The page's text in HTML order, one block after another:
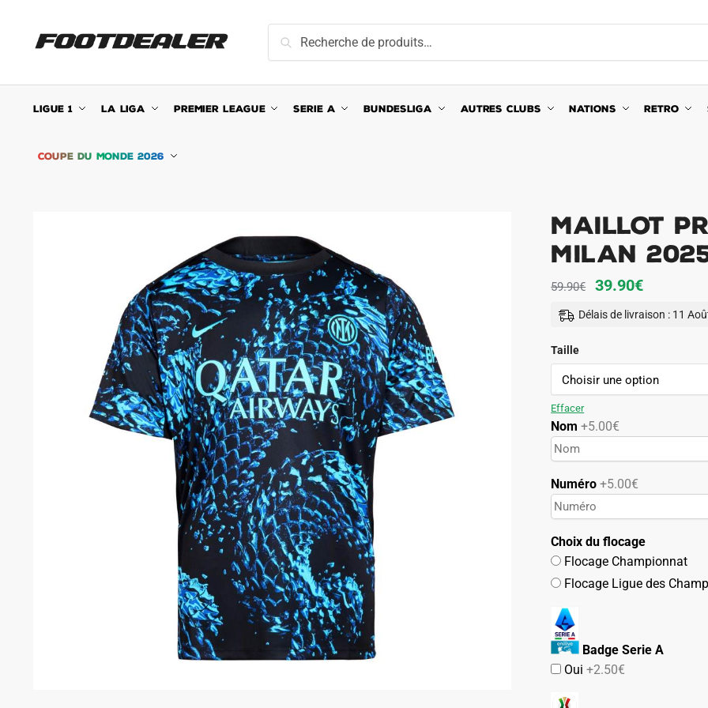
navigation
content
pour :
Recherche
LIGUE 1 LA LIGA PREMIER LEAGUE SERIE A BUNDESLIGA AUTRES CLUBS NATIONS RETRO
COUPE DU MONDE 2026
Maillot
Milan
59.90€
Le
prix
59.90€.
39.90€Le
prix
39.90€.
Délais de livraison : 11
Taille
Effacer
Nom +5.00€
Numéro+5.00€
Choix du flocage
Flocage Championnat
Flocage Ligue des
Badge Serie A
Oui+2.50€